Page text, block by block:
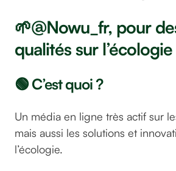
🌱@Nowu_fr, pour
qualités sur l’écologie
🟢 C’est quoi ?
Un média en ligne très actif sur
mais aussi les solutions et
l’écologie.